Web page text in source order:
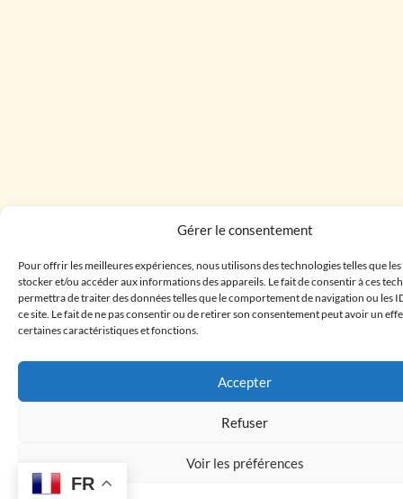
Gérer le consentement
Pour offrir les meilleures expériences, nous utilisons des technologies telles que
stocker et/ou accéder aux informations des appareils. Le fait de consentir à ces
permettra de traiter des données telles que le comportement de navigation ou les
ce site. Le fait de ne pas consentir ou de retirer son consentement peut avoir un
certaines caractéristiques et fonctions.
Accepter
Refuser
Voir les préférences
FR